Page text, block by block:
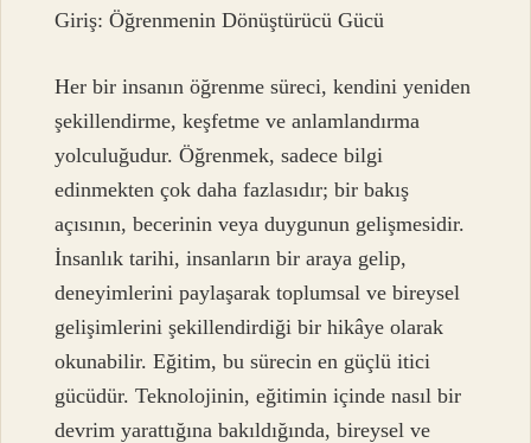
Giriş: Öğrenmenin Dönüştürücü Gücü
Her bir insanın öğrenme süreci, kendini yeniden
şekillendirme, keşfetme ve anlamlandırma
yolculuğudur. Öğrenmek, sadece bilgi
edinmekten çok daha fazlasıdır; bir bakış
açısının, becerinin veya duygunun gelişmesidir.
İnsanlık tarihi, insanların bir araya gelip,
deneyimlerini paylaşarak toplumsal ve bireysel
gelişimlerini şekillendirdiği bir hikâye olarak
okunabilir. Eğitim, bu sürecin en güçlü itici
gücüdür. Teknolojinin, eğitimin içinde nasıl bir
devrim yarattığına bakıldığında, bireysel ve